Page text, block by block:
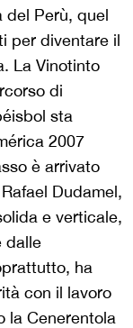
del Perù, quel
per diventare il
La Vinotinto
di
sta
2007
è arrivato
Dudamel,
e verticale,
dalle
ha
con il lavoro
la Cenerentola